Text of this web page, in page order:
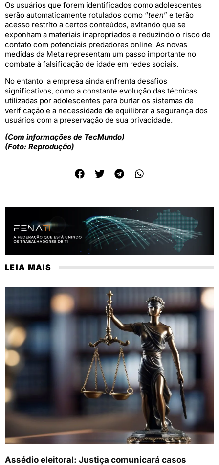
Os usuários que forem identificados como adolescentes
serão automaticamente rotulados como “teen” e terão
acesso restrito a certos conteúdos, evitando que se
exponham a materiais inapropriados e reduzindo o risco de
contato com potenciais predadores online. As novas
medidas da Meta representam um passo importante no
combate à falsificação de idade em redes sociais.
No entanto, a empresa ainda enfrenta desafios
significativos, como a constante evolução das técnicas
utilizadas por adolescentes para burlar os sistemas de
verificação e a necessidade de equilibrar a segurança dos
usuários com a preservação de sua privacidade.
(Com informações de TecMundo)
(Foto: Reprodução)
LEIA MAIS
Assédio eleitoral: Justiça comunicará casos